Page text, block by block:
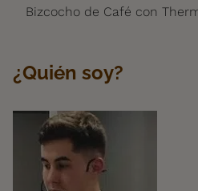
Bizcocho de Café con
¿Quién soy?